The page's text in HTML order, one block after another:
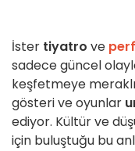
İster tiyatro ve
sadece güncel
keşfetmeye
gösteri ve oyunlar
ediyor. Kültür ve
için buluştuğu bu